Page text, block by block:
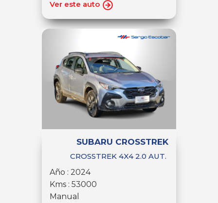
Ver este auto
SUBARU CROSSTREK
CROSSTREK 4X4 2.0 AUT.
Año : 2024
Kms : 53000
Manual